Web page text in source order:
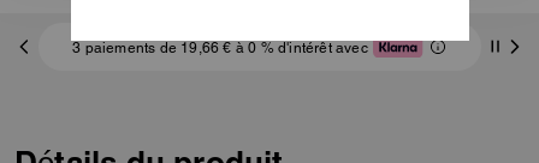
3 paiements de 19,66 € à 0 % d'intérêt avec